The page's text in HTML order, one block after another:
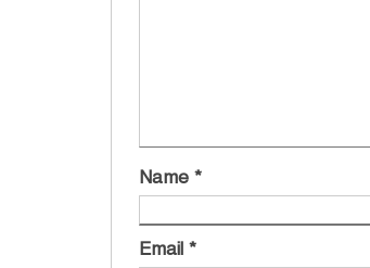
Name *
Email *